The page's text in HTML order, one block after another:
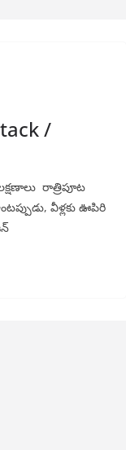
/
రాత్రిపూట
వీళ్లకు ఊపిరి